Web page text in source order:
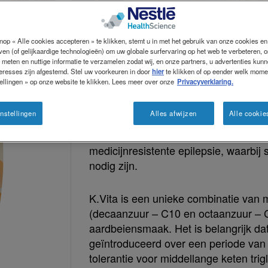
HCP hulpmiddelen Praktische
K.Vita, een alternatief dieet
epilepsie.
K.Vita is een veelbelovende
medicijnresistente epilepsie, waarbij
nodig zijn.
K.Vita is een unieke combinatie van
(decaanzuur – C10 en octaanzuur –
aardbeiensmaak. Het is belangrijk
geïntroduceerd over een periode
tolerantie voor middellange keten
« Alle cookies accepteren » te klikken, stemt u in met het gebruik van onze cookies
(of gelijkaardige technologieën) om uw globale surfervaring op het web te verbeteren,
en nuttige informatie te verzamelen zodat wij, en onze partners, u advertenties
zijn afgestemd. Stel uw voorkeuren in doorhierte klikken of op eender welk
» op onze website te klikken. Lees meer over onze Privacyverklaring.
Alles afwijzen Alle